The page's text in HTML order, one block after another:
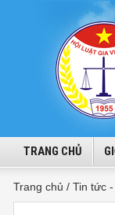
TRANG CHỦ
Trang chủ / Tin tức